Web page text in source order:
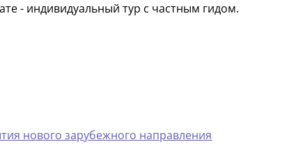
- индивидуальный тур с частным гидом.
нового зарубежного направления